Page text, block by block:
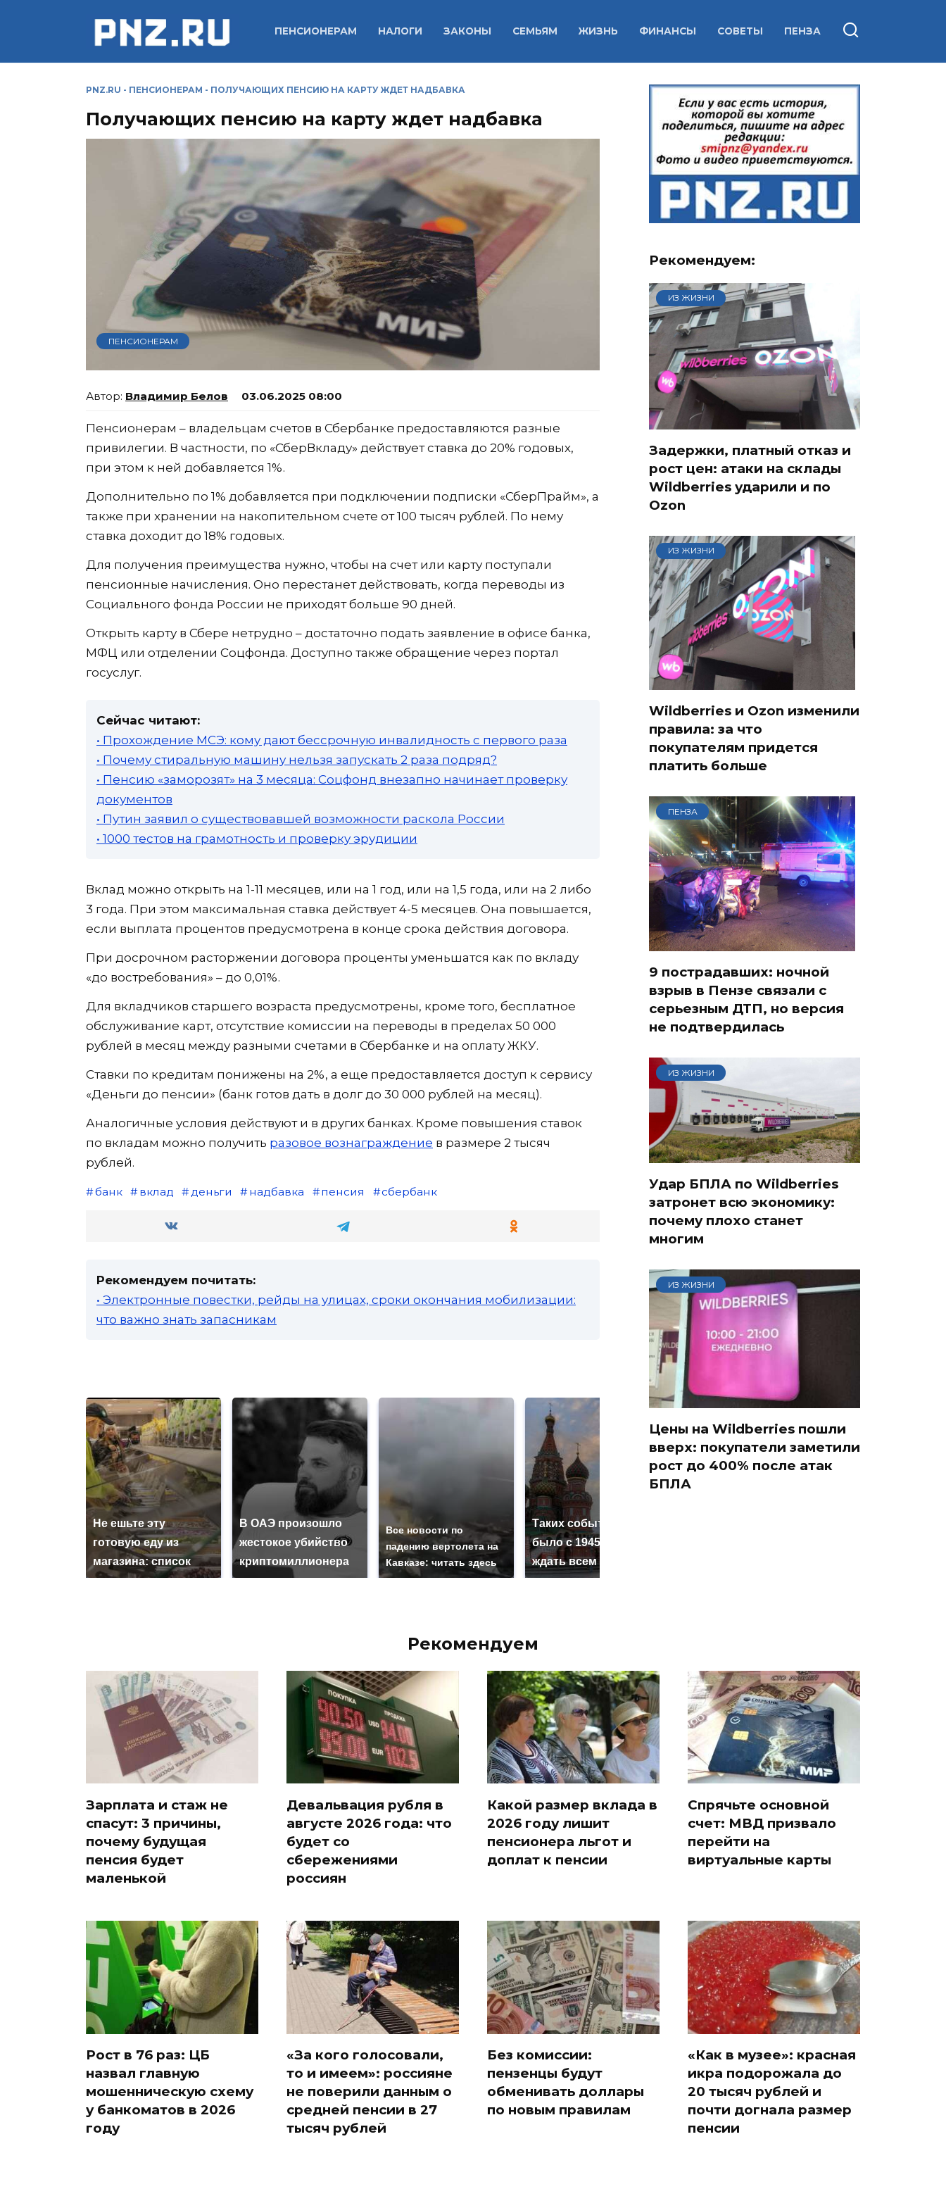
ПЕНСИОНЕРАМ НАЛОГИ ЗАКОНЫ СЕМЬЯМ ЖИЗНЬ ФИНАНСЫ СОВЕТЫ ПЕНЗА
PNZ.RU - ПЕНСИОНЕРАМ - ПОЛУЧАЮЩИХ ПЕНСИЮ НА КАРТУ ЖДЕТ НАДБАВКА
Получающих пенсию на карту ждет надбавка
ПЕНСИОНЕРАМ
Владимир Белов 03.06.2025 08:00
Пенсионерам – владельцам счетов в Сбербанке предоставляются разные
привилегии. В частности, по «СберВкладу» действует ставка до 20% годовых,
при этом к ней добавляется 1%.
Дополнительно по 1% добавляется при подключении подписки «СберПрайм», а
также при хранении на накопительном счете от 100 тысяч рублей. По нему
ставка доходит до 18% годовых.
Для получения преимущества нужно, чтобы на счет или карту поступали
пенсионные начисления. Оно перестанет действовать, когда переводы из
Социального фонда России не приходят больше 90 дней.
Открыть карту в Сбере нетрудно – достаточно подать заявление в офисе банка,
МФЦ или отделении Соцфонда. Доступно также обращение через портал
госуслуг.
Сейчас читают:
• Прохождение МСЭ: кому дают бессрочную инвалидность с первого раза
• Почему стиральную машину нельзя запускать 2 раза подряд?
• Пенсию «заморозят» на 3 месяца: Соцфонд внезапно начинает проверку
документов
• Путин заявил о существовавшей возможности раскола России
• 1000 тестов на грамотность и проверку эрудиции
Вклад можно открыть на 1-11 месяцев, или на 1 год, или на 1,5 года, или на 2 либо
3 года. При этом максимальная ставка действует 4-5 месяцев. Она повышается,
если выплата процентов предусмотрена в конце срока действия договора.
При досрочном расторжении договора проценты уменьшатся как по вкладу
«до востребования» – до 0,01%.
Для вкладчиков старшего возраста предусмотрены, кроме того, бесплатное
обслуживание карт, отсутствие комиссии на переводы в пределах 50 000
рублей в месяц между разными счетами в Сбербанке и на оплату ЖКУ.
Ставки по кредитам понижены на 2%, а еще предоставляется доступ к сервису
«Деньги до пенсии» (банк готов дать в долг до 30 000 рублей на месяц).
Аналогичные условия действуют и в других банках. Кроме повышения ставок
по вкладам можно получить разовое вознаграждение в размере 2 тысяч
рублей.
банк вклад деньги надбавка пенсия сбербанк
Рекомендуем почитать:
• Электронные повестки, рейды на улицах, сроки окончания мобилизации:
что важно знать запасникам
Не ешьте эту
готовую еду из
магазина: список
В ОАЭ произошло
жестокое убийство
криптомиллионера
Все новости по
падению вертолета на
Кавказе: читать здесь
Таких событий не
было с 1945: чего
ждать всем нам?
Рекомендуем:
ИЗ ЖИЗНИ
Задержки, платный отказ и
рост цен: атаки на склады
Wildberries ударили и по
Ozon
ИЗ ЖИЗНИ
Wildberries и Ozon изменили
правила: за что
покупателям придется
платить больше
ПЕНЗА
9 пострадавших: ночной
взрыв в Пензе связали с
серьезным ДТП, но версия
не подтвердилась
ИЗ ЖИЗНИ
Удар БПЛА по Wildberries
затронет всю экономику:
почему плохо станет
многим
ИЗ ЖИЗНИ
Цены на Wildberries пошли
вверх: покупатели заметили
рост до 400% после атак
БПЛА
Рекомендуем
Зарплата и стаж не
спасут: 3 причины,
почему будущая
пенсия будет
маленькой
Девальвация рубля в
августе 2026 года: что
будет со
сбережениями
россиян
Какой размер вклада в
2026 году лишит
пенсионера льгот и
доплат к пенсии
Спрячьте основной
счет: МВД призвало
перейти на
виртуальные карты
Рост в 76 раз: ЦБ
назвал главную
мошенническую схему
у банкоматов в 2026
году
«За кого голосовали,
то и имеем»: россияне
не поверили данным о
средней пенсии в 27
тысяч рублей
Без комиссии:
пензенцы будут
обменивать доллары
по новым правилам
«Как в музее»: красная
икра подорожала до
20 тысяч рублей и
почти догнала размер
пенсии